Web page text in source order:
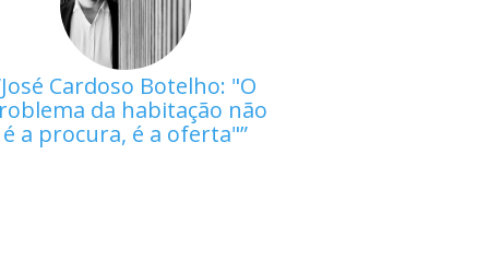
José Cardoso Botelho: "O
da habitação não
é a procura, é a oferta"